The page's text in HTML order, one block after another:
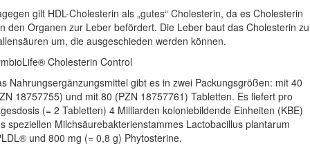
gilt HDL-Cholesterin als „gutes“ Cholesterin, da es Cholesterin
den Organen zur Leber befördert. Die Leber baut das Cholesterin zu
um, die ausgeschieden werden können.
Cholesterin Control
Nahrungsergänzungsmittel gibt es in zwei Packungsgrößen: mit 40
18757755) und mit 80 (PZN 18757761) Tabletten. Es liefert pro
(= 2 Tabletten) 4 Milliarden koloniebildende Einheiten (KBE)
speziellen Milchsäurebakterienstammes Lactobacillus plantarum
und 800 mg (= 0,8 g) Phytosterine.